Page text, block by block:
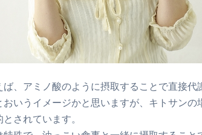
ば、アミノ酸のように摂取することで直接代
いうイメージかと思いますが、キトサンの
されています。